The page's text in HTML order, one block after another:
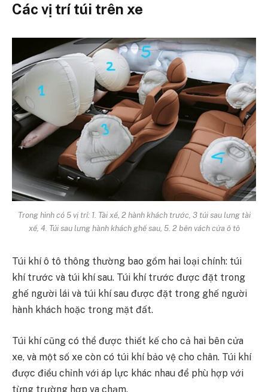
Các vị trí túi trên xe
Trong hình có 5 vị trí: 1. Tài xế, 2 hành khách trước, 3 túi sau lưng tài
xế, 4. Túi sau lưng hành khách ghế sau, 5. 2 bên vách cửa ô tô
Túi khí ô tô thông thường bao gồm hai loại chính: túi
khí trước và túi khí sau. Túi khí trước được đặt trong
ghế người lái và túi khí sau được đặt trong ghế người
hành khách hoặc trong mặt đất.
Túi khí cũng có thể được thiết kế cho cả hai bên cửa
xe, và một số xe còn có túi khí bảo vệ cho chân. Túi khí
được điều chỉnh với áp lực khác nhau để phù hợp với
từng trường hợp va chạm.